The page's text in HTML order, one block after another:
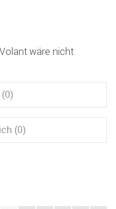
wäre nicht
(0)